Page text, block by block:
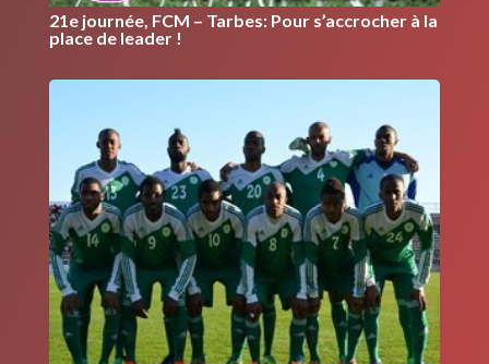
21e journée, FCM – Tarbes: Pour s’accrocher à la
place de leader !